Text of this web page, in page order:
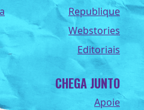
Republique
Webstories
Editoriais
CHEGA JUNTO
Apoie